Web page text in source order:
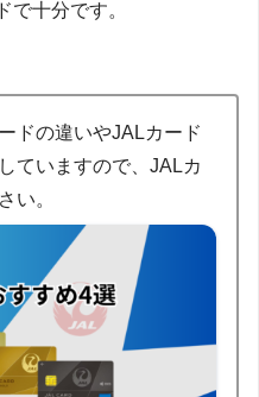
で十分です。
ドの違いやJALカード
ていますので、JALカ
い。